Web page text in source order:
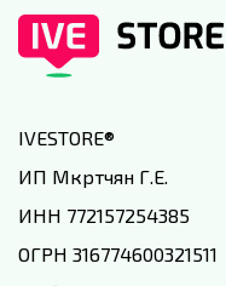
IVESTORE®
ИП Мкртчян Г.Е.
ИНН 772157254385
ОГРН 316774600321511